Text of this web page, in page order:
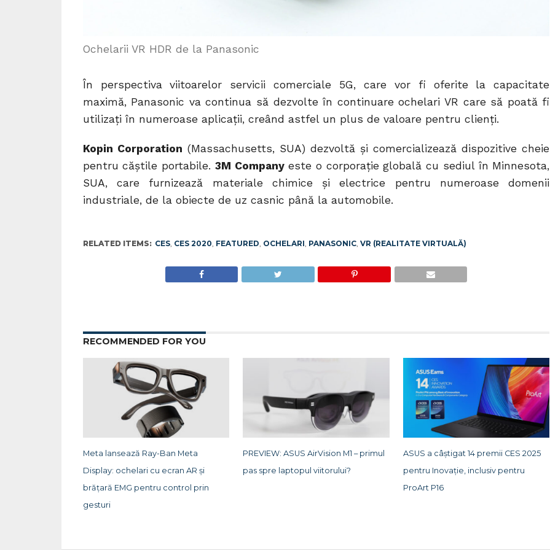
Ochelarii VR HDR de la Panasonic
În perspectiva viitoarelor servicii comerciale 5G, care vor fi oferite la capacitate
maximă, Panasonic va continua să dezvolte în continuare ochelari VR care să poată fi
utilizați în numeroase aplicații, creând astfel un plus de valoare pentru clienți.
Kopin Corporation (Massachusetts, SUA) dezvoltă și comercializează dispozitive cheie
pentru căștile portabile. 3M Companyeste o corporație globală cu sediul în Minnesota,
SUA, care furnizează materiale chimice și electrice pentru numeroase domenii
industriale, de la obiecte de uz casnic până la automobile.
RELATED ITEMS: CES, CES 2020 FEATURED OCHELARI PANASONIC, VR (REALITATE VIRTUALĂ)
RECOMMENDED FOR YOU
Meta lansează Ray-Ban Meta
Display: ochelari cu ecran AR și
brățară EMG pentru control prin
gesturi
PREVIEW: ASUS AirVision M1 – primul
pas spre laptopul viitorului?
ASUS a câștigat 14 premii CES 2025
pentru Inovație, inclusiv pentru
ProArt P16